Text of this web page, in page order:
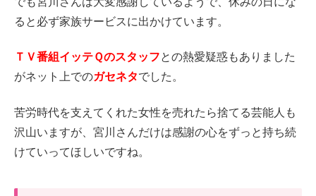
ると必ず家族サービスに出かけています。
ＴＶ番組イッテＱのスタッフとの熱愛疑惑もありました
がネット上でのガセネタでした。
苦労時代を支えてくれた女性を売れたら捨てる芸能人も
沢山いますが、宮川さんだけは感謝の心をずっと持ち続
けていってほしいですね。